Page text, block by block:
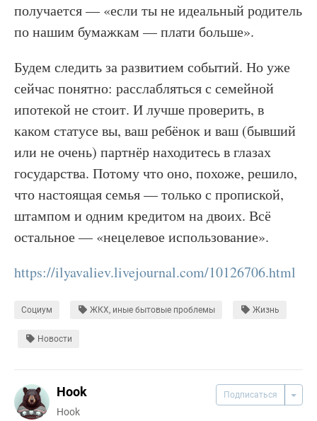
получается — «если ты не идеальный родитель
по нашим бумажкам — плати больше».
Будем следить за развитием событий. Но уже
сейчас понятно: расслабляться с семейной
ипотекой не стоит. И лучше проверить, в
каком статусе вы, ваш ребёнок и ваш (бывший
или не очень) партнёр находитесь в глазах
государства. Потому что оно, похоже, решило,
что настоящая семья — только с пропиской,
штампом и одним кредитом на двоих. Всё
остальное — «нецелевое использование».
https://ilyavaliev.livejournal.com/10126706.html
Социум ЖКХ, иные бытовые проблемы Жизнь
Новости
Подписаться
Hook
Hook